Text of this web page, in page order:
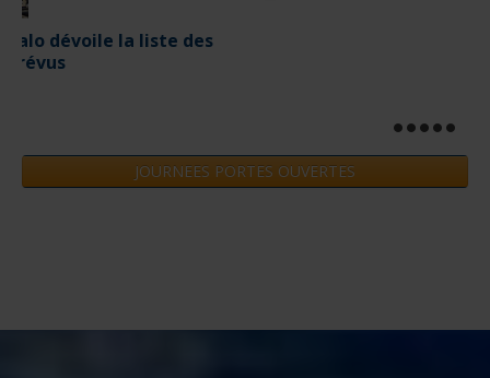
Le salon nautique de Paris de retour en 2025